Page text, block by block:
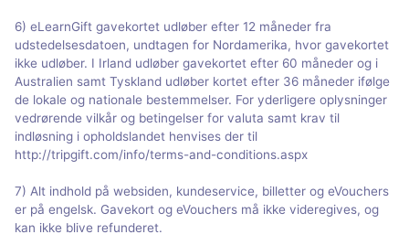
6) eLearnGift gavekortet udløber efter 12 måneder fra
udstedelsesdatoen, undtagen for Nordamerika, hvor gavekortet
ikke udløber. I Irland udløber gavekortet efter 60 måneder og i
Australien samt Tyskland udløber kortet efter 36 måneder ifølge
de lokale og nationale bestemmelser. For yderligere oplysninger
vedrørende vilkår og betingelser for valuta samt krav til
indløsning i opholdslandet henvises der til
http://tripgift.com/info/terms-and-conditions.aspx
7) Alt indhold på websiden, kundeservice, billetter og eVouchers
er på engelsk. Gavekort og eVouchers må ikke videregives, og
kan ikke blive refunderet.